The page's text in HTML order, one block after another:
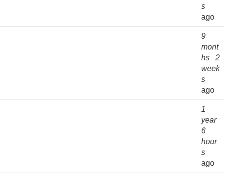
s
ago
9
mont
hs 2
week
s
ago
1
year
6
hour
s
ago